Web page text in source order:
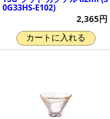
0G33HS-E102)
2,365円
カートに入れる